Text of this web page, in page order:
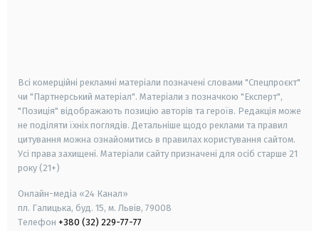
Всі комерційні рекламні матеріали позначені словами "Спецпроєкт"
чи "Партнерський матеріал". Матеріали з позначкою "Експерт",
"Позиція" відображають позицію авторів та героїв. Редакція може
не поділяти їхніх поглядів. Детальніше щодо реклами та правил
цитування можна ознайомитись в правилах користування сайтом.
Усі права захищені. Матеріали сайту призначені для осіб старше 21
року (21+)
Онлайн-медіа «24 Канал»
пл. Галицька, буд. 15, м. Львів, 79008
Телефон +380 (32) 229-77-77